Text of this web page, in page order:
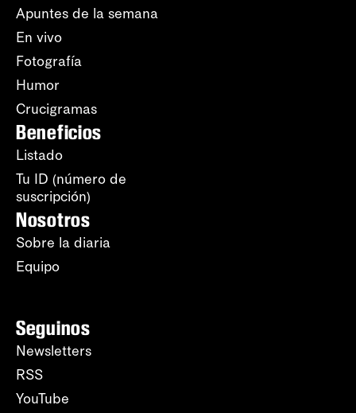
Apuntes de la semana
En vivo
Fotografía
Humor
Crucigramas
Beneficios
Listado
Tu ID (número de
suscripción)
Nosotros
Sobre la diaria
Equipo
Seguinos
Newsletters
RSS
YouTube